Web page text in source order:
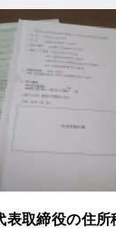
表取締役の住所